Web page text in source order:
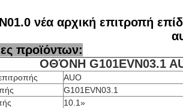
νέα αρχική επιτροπή
προϊόντων:
ΟΘΌΝΗ G101EVN03.1
AUO
G101EVN03.1
10.1»